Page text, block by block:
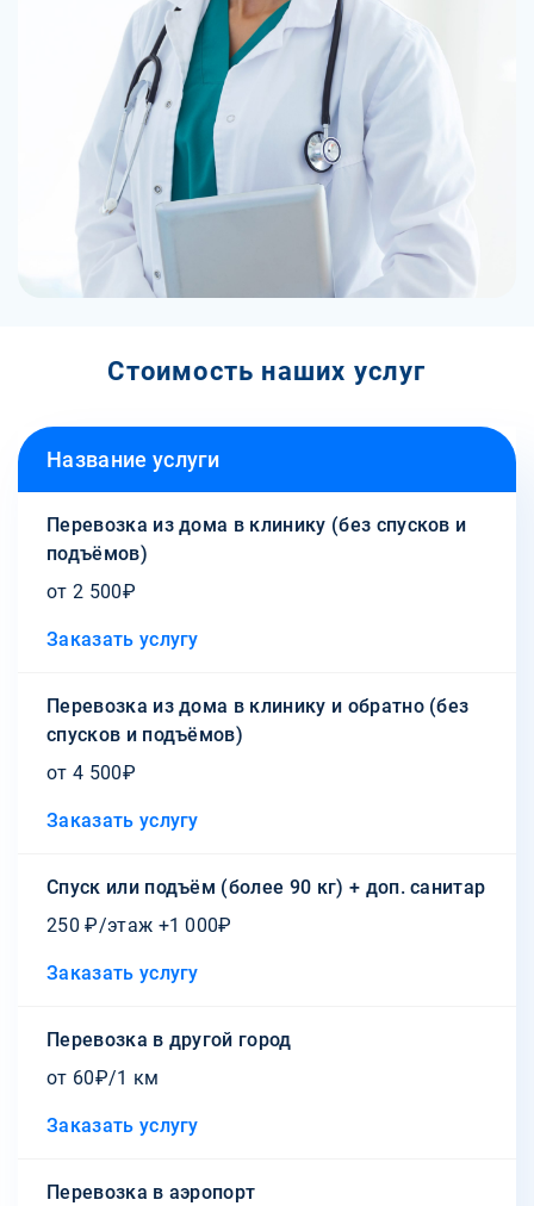
Стоимость наших услуг
Название услуги
Перевозка из дома в клинику (без спусков и
подъёмов)
от 2 500₽
Заказать услугу
Перевозка из дома в клинику и обратно (без
спусков и подъёмов)
от 4 500₽
Заказать услугу
Спуск или подъём (более 90 кг) + доп. санитар
250 ₽/этаж +1 000₽
Заказать услугу
Перевозка в другой город
от 60₽/1 км
Заказать услугу
Перевозка в аэропорт